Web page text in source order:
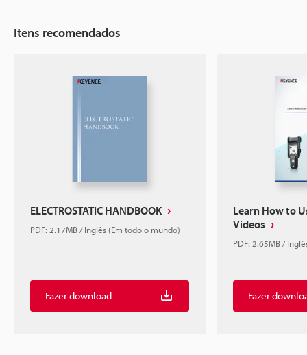
Itens recomendados
ELECTROSTATIC HANDBOOK
PDF: 2.17MB / Inglês (Em todo o mundo)
Fazer download
Learn How to
Videos
PDF: 2.65MB /
Fazer